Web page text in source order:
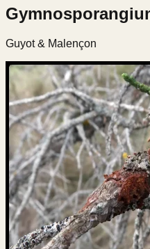
Guyot & Malençon